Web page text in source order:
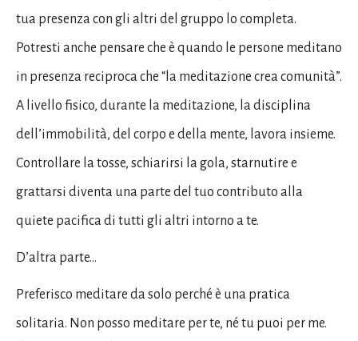
tua presenza con gli altri del gruppo lo completa.
Potresti anche pensare che è quando le persone meditano
in presenza reciproca che “la meditazione crea comunità”.
A livello fisico, durante la meditazione, la disciplina
dell’immobilità, del corpo e della mente, lavora insieme.
Controllare la tosse, schiarirsi la gola, starnutire e
grattarsi diventa una parte del tuo contributo alla
quiete pacifica di tutti gli altri intorno a te.
D’altra parte…
Preferisco meditare da solo perché è una pratica
solitaria. Non posso meditare per te, né tu puoi per me.